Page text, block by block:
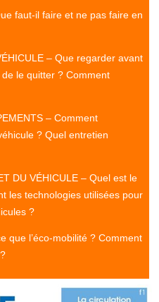
faut-il faire et ne pas faire en
– Que regarder avant
le quitter ? Comment
– Comment
? Quel entretien
DU VÉHICULE – Quel est le
les technologies utilisées pour
?
que l’éco-mobilité ? Comment